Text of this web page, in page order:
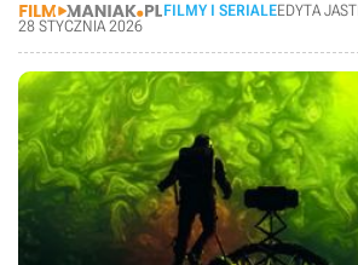
FILMY I SERIALEEDYTA
28 STYCZNIA 2026